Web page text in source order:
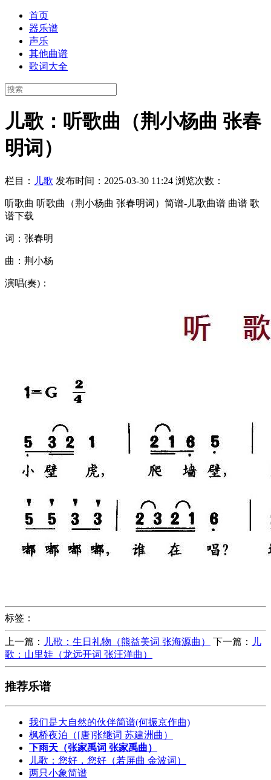
首页
器乐谱
声乐
其他曲谱
歌词大全
儿歌：听歌曲（荆小杨曲 张春
明词）
栏目： 儿歌 发布时间：2025-03-30 11:24 浏览次数：
听歌曲 听歌曲（荆小杨曲 张春明词）简谱-儿歌曲谱 曲谱 歌
谱下载
词：张春明
曲：荆小杨
演唱(奏)：
标签：
上一篇： 儿歌：生日礼物（熊益美词 张海源曲） 下一篇：
儿
歌：山里娃（龙远开词 张汪洋曲）
推荐乐谱
我们是大自然的伙伴简谱(何振京作曲)
枫桥夜泊（[唐]张继词 苏建洲曲）
下雨天（张家禹词 张家禹曲）
儿歌：您好，您好（若屏曲 金波词）
两只小象简谱